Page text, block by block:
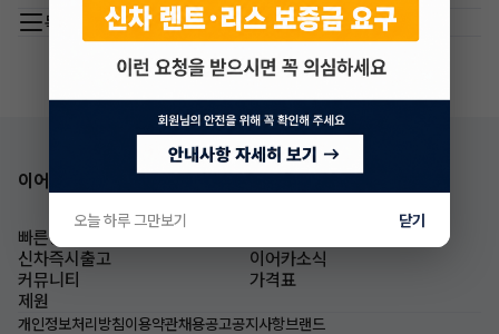
목록 이동
이어카 앱 다운로드
빠른승계
신차즉시출고
이어카소식
커뮤니티
가격표
제원
개인정보처리방침이용약관채용공고공지사항브랜드
오늘 하루 그만보기 닫기